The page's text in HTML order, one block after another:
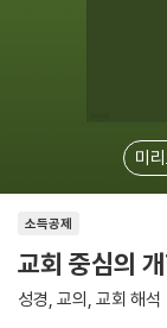
미
소득공제
교회 중심의
성경, 교의, 교회 해석